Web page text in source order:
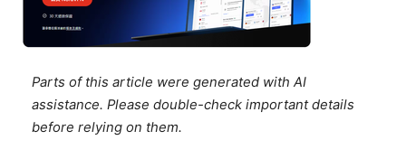
Parts of this article were generated with AI
assistance. Please double-check important details
before relying on them.